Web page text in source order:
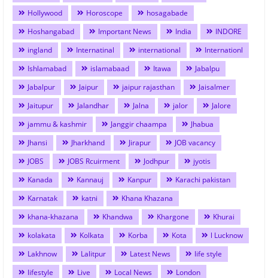
Hollywood
Horoscope
hosagabade
Hoshangabad
Important News India
INDORE
ingland
Internatinal international
Internationl
Ishlamabad
islamabaad Itawa
Jabalpu
Jabalpur
Jaipur jaipur rajasthan
Jaisalmer
Jaitupur
Jalandhar Jalna jalor
Jalore
jammu & kashmir
Janggir chaampa
Jhabua
Jhansi
Jharkhand Jirapur
JOB vacancy
JOBS
JOBS Rcuirment Jodhpur
jyotis
Kanada
Kannauj Kanpur
Karachi pakistan
Karnatak
katni
Khana Khazana
khana-khazana
Khandwa Khargone
Khurai
kolakata
Kolkata Korba Kota
l Lucknow
Lakhnow
Lalitpur Latest News
life style
lifestyle
Live Local News
London